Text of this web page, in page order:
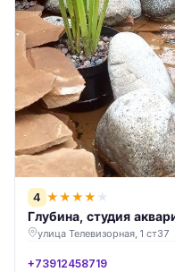
4 ★★★★ ★
Глубина, студия
улица Телевизорная, 1 ст37
+73912458719